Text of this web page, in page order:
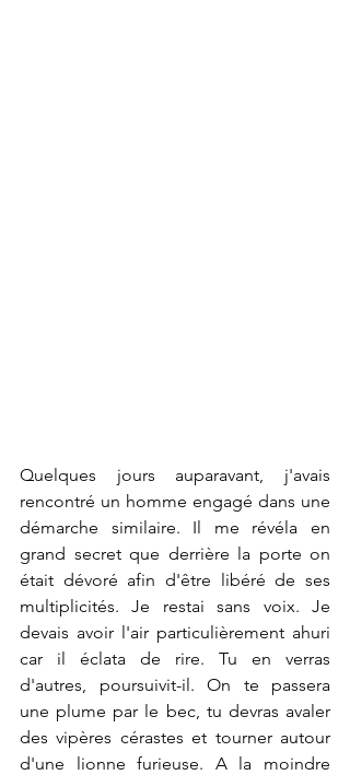
Quelques jours auparavant, j'avais
rencontré un homme engagé dans une
démarche similaire. Il me révéla en
grand secret que derrière la porte on
était dévoré afin d'être libéré de ses
multiplicités. Je restai sans voix. Je
devais avoir l'air particulièrement ahuri
car il éclata de rire. Tu en verras
d'autres, poursuivit-il. On te passera
une plume par le bec, tu devras avaler
des vipères cérastes et tourner autour
d'une lionne furieuse. A la moindre